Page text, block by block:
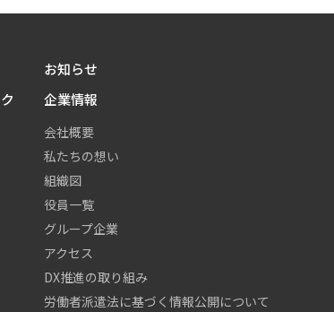
お知らせ
企業情報
会社概要
私たちの想い
組織図
役員一覧
グループ企業
アクセス
DX推進の取り組み
労働者派遣法に基づく情報公開について